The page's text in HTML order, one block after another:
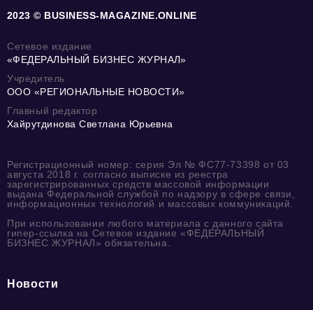
2023 © BUSINESS-MAGAZINE.ONLINE
Сетевое издание
«ФЕДЕРАЛЬНЫЙ БИЗНЕС ЖУРНАЛ»
Учредитель
ООО «РЕГИОНАЛЬНЫЕ НОВОСТИ»
Главный редактор
Хайрутдинова Светлана Юрьевна
Регистрационный номер: серия Эл № ФС77-73398 от 03
августа 2018 г. согласно выписке из реестра
зарегистрированных средств массовой информации
выдана Федеральной службой по надзору в сфере связи,
информационных технологий и массовых коммуникаций.
При использовании любого материала с данного сайта
гипер-ссылка на Сетевое издание «ФЕДЕРАЛЬНЫЙ
БИЗНЕС ЖУРНАЛ» обязательна.
Новости